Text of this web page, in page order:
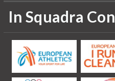
In Squadra Con